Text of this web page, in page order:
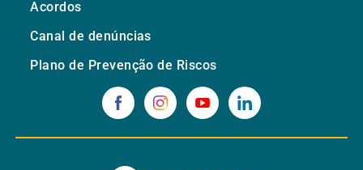
Acordos
Canal de denúncias
Plano de Prevenção de Riscos